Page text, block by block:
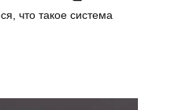
что такое система